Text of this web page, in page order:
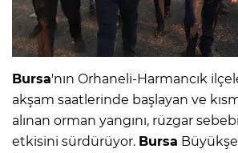
Bursa'nın Orhaneli-Harmancık
akşam saatlerinde başlayan ve
alınan orman yangını, rüzgar
etkisini sürdürüyor. Bursa